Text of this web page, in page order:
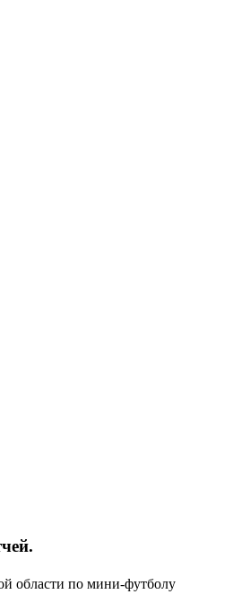
.
области по мини-футболу